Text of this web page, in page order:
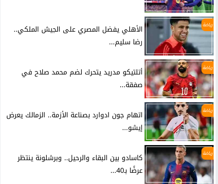
رياضة
الأهلي يفضل المصري على الجيش الملكي..
رضا سليم...
رياضة
أتلتيكو مدريد يتحرك لضم محمد صلاح في
صفقة...
رياضة
اتهام جون ادوارد بصناعة الأزمة.. الزمالك يعرض
إيشو...
رياضة
كاسادو بين البقاء والرحيل.. وبرشلونة ينتظر
عرضًا بـ40...